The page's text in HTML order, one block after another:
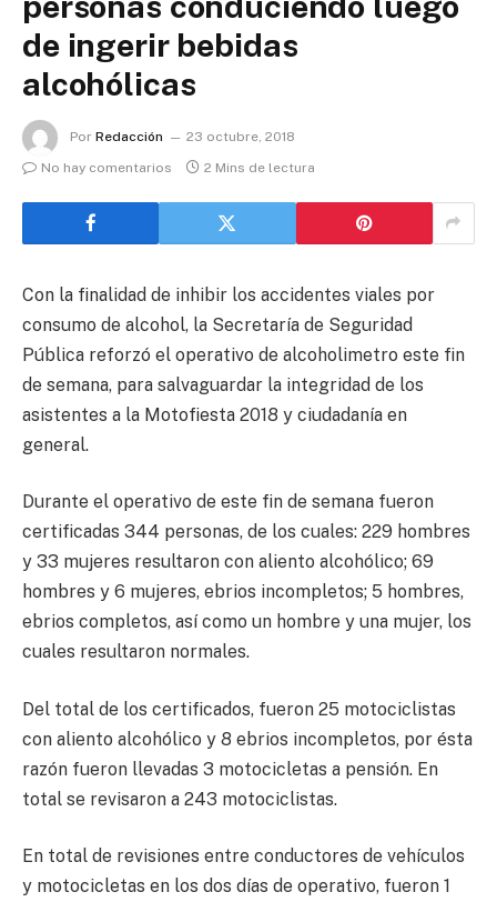
de ingerir bebidas
alcohólicas
Por Redacción
23 octubre, 2018
No hay comentarios
2 Mins de lectura
Con la finalidad de inhibir los accidentes viales por
consumo de alcohol, la Secretaría de Seguridad
Pública reforzó el operativo de alcoholimetro este fin
de semana, para salvaguardar la integridad de los
asistentes a la Motofiesta 2018 y ciudadanía en
general.
Durante el operativo de este fin de semana fueron
certificadas 344 personas, de los cuales: 229 hombres
y 33 mujeres resultaron con aliento alcohólico; 69
hombres y 6 mujeres, ebrios incompletos; 5 hombres,
ebrios completos, así como un hombre y una mujer, los
cuales resultaron normales.
Del total de los certificados, fueron 25 motociclistas
con aliento alcohólico y 8 ebrios incompletos, por ésta
razón fueron llevadas 3 motocicletas a pensión. En
total se revisaron a 243 motociclistas.
En total de revisiones entre conductores de vehículos
y motocicletas en los dos días de operativo, fueron 1